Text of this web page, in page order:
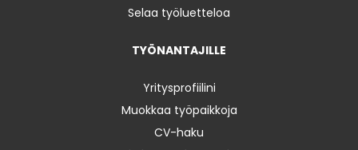
Selaa työluetteloa
TYÖNANTAJILLE
Yritysprofiilini
Muokkaa työpaikkoja
CV-haku